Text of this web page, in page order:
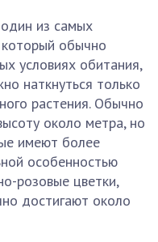
из самых
обычно
условиях обитания,
наткнуться только
растения. Обычно
около метра, но
имеют более
особенностью
розовые цветки,
достигают около